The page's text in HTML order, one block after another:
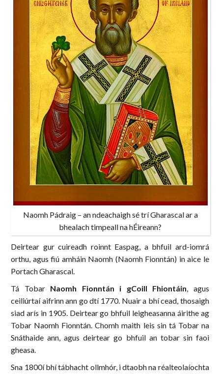
Naomh Pádraig – an ndeachaigh sé trí Gharascal ar a
bhealach timpeall na hÉireann?
Deirtear gur cuireadh roinnt Easpag, a bhfuil ard-iomrá
orthu, agus fiú amháin Naomh (Naomh Fionntán) in aice le
Portach Gharascal.
Tá Tobar Naomh Fionntán i gCoill Fhiontáin, agus
ceiliúrtaí aifrinn ann go dtí 1770. Nuair a bhí cead, thosaigh
siad arís in 1905. Deirtear go bhfuil leigheasanna áirithe ag
Tobar Naomh Fionntán. Chomh maith leis sin tá Tobar na
Snáthaide ann, agus deirtear go bhfuil an tobar sin faoi
gheasa.
Sna 1800í bhí tábhacht ollmhór, i dtaobh na réalteolaíochta